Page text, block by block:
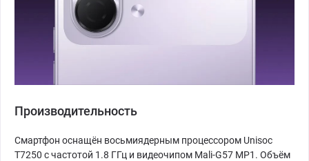
Производительность
Смартфон оснащён восьмиядерным процессором Unisoc
T7250 с частотой 1.8 ГГц и видеочипом Mali-G57 MP1. Объём